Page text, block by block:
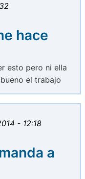
hace
esto pero ni ella
el trabajo
- 12:18
a